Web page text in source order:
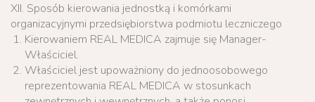
XII. Sposób kierowania jednostką i komórkami
organizacyjnymi przedsiębiorstwa podmiotu leczniczego
Kierowaniem REAL MEDICA zajmuje się Manager-
Właściciel.
Właściciel jest upoważniony do jednoosobowego
reprezentowania REAL MEDICA w stosunkach